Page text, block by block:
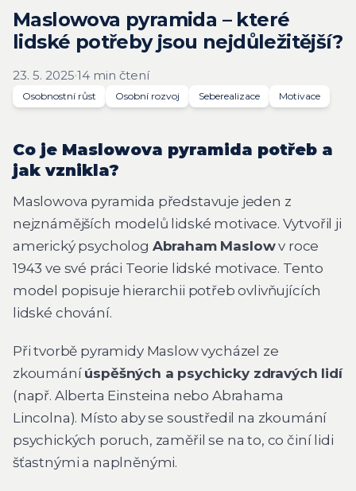
Maslowova pyramida – které
lidské potřeby jsou nejdůležitější?
23. 5. 2025·14 min čtení
Osobnostní růst Osobní rozvoj Seberealizace Motivace
Co je Maslowova pyramida potřeb a
jak vznikla?
Maslowova pyramida představuje jeden z
nejznámějších modelů lidské motivace. Vytvořil ji
americký psycholog Abraham Maslowv roce
1943 ve své práci Teorie lidské motivace. Tento
model popisuje hierarchii potřeb ovlivňujících
lidské chování.
Při tvorbě pyramidy Maslow vycházel ze
zkoumání úspěšných a psychicky zdravých lidí
(např. Alberta Einsteina nebo Abrahama
Lincolna). Místo aby se soustředil na zkoumání
psychických poruch, zaměřil se na to, co činí lidi
šťastnými a naplněnými.